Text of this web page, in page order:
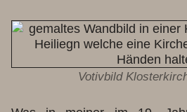
Votivbild